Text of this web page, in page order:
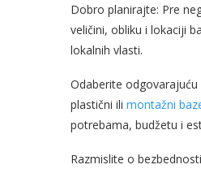
Dobro planirajte: Pre
veličini, obliku i lokaciji
lokalnih vlasti.
Odaberite
plastični ili montažni
potrebama, budžetu i
Razmislite o